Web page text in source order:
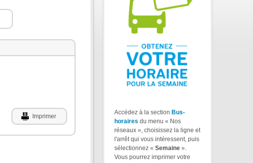
Imprimer
Accédez à la section Bus-
horaires du menu « Nos
réseaux », choisissez la ligne et
l'arrêt qui vous intéressent, puis
sélectionnez « Semaine ».
Vous pourrez imprimer votre